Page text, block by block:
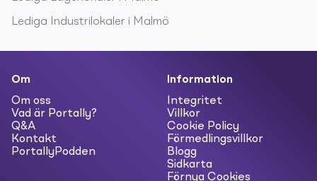
Lediga Industrilokaler i Malmö
Om
Om oss
Vad är Portally?
Q&A
Kontakt
PortallyPodden
Information
Integritet
Villkor
Cookie Policy
Förmedlingsvillkor
Blogg
Sidkarta
Förnya Cookies